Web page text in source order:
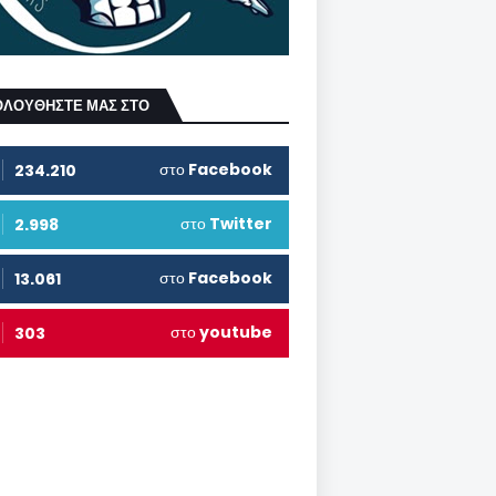
ΜΑΣ ΣΤΟ
234.210 στο Facebook
2.998 στο Twitter
13.061 στο Facebook
303 στοyoutube